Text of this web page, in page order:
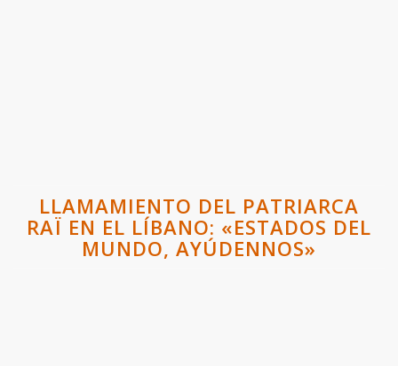
LLAMAMIENTO DEL PATRIARCA
RAÏ EN EL LÍBANO: «ESTADOS DEL
MUNDO, AYÚDENNOS»